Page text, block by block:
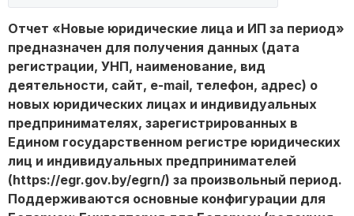
Отчет «Новые юридические лица и ИП за период»
предназначен для получения данных (дата
регистрации, УНП, наименование, вид
деятельности, сайт, e-mail, телефон, адрес) о
новых юридических лицах и индивидуальных
предпринимателях, зарегистрированных в
Едином государственном регистре юридических
лиц и индивидуальных предпринимателей
(https://egr.gov.by/egrn/) за произвольный период.
Поддерживаются основные конфигурации для